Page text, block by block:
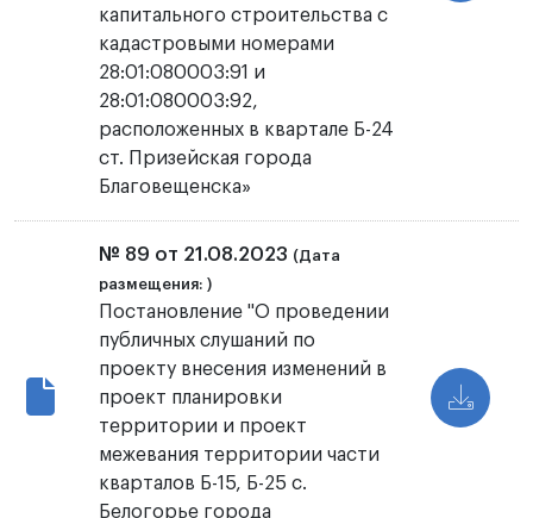
капитального строительства с
кадастровыми номерами
28:01:080003:91 и
28:01:080003:92,
расположенных в квартале Б-24
ст. Призейская города
Благовещенска»
№ 89 от 21.08.2023 (Дата
размещения: )
Постановление "О проведении
публичных слушаний по
проекту внесения изменений в
проект планировки
территории и проект
межевания территории части
кварталов Б-15, Б-25 с.
Белогорье города